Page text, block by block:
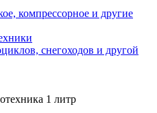
компрессорное и другие
снегоходов и другой
1 литр